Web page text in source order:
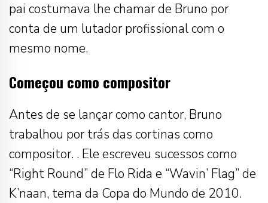
pai costumava lhe chamar de Bruno por
conta de um lutador profissional com o
mesmo nome.
Começou como compositor
Antes de se lançar como cantor, Bruno
trabalhou por trás das cortinas como
compositor. . Ele escreveu sucessos como
“Right Round” de Flo Rida e “Wavin’ Flag” de
K’naan, tema da Copa do Mundo de 2010.